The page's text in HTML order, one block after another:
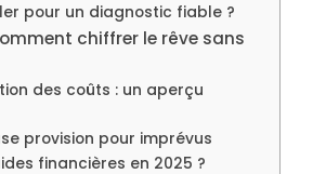
pour un diagnostic fiable ?
chiffrer le rêve sans
des coûts : un aperçu
provision pour imprévus
financières en 2025 ?